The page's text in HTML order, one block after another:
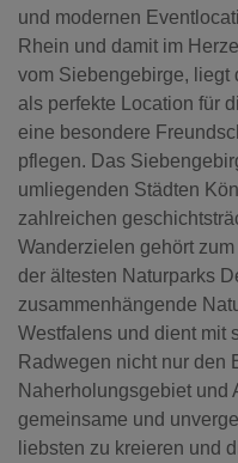
und modernen
Rhein und damit im
vom Siebengebirge, liegt
als perfekte Location für
eine besondere
pflegen. Das
umliegenden Städten
zahlreichen
Wanderzielen gehört
der ältesten Naturparks
zusammenhängende
Westfalens und dient mit
Radwegen nicht nur den
Naherholungsgebiet und
gemeinsame und
liebsten zu kreieren und